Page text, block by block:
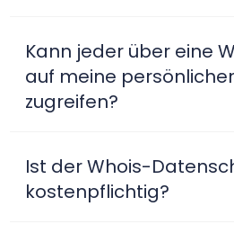
Kann jeder über eine
auf meine
zugreifen?
Ist der Whois-
kostenpflichtig?